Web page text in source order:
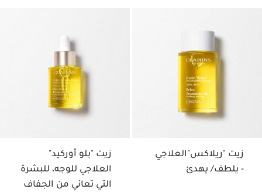
زيت "ريلاكس"العلاجي
- يلطف/ يهدئ
زيت "بلو أوركيد"
العلاجي للوجه، للبشرة
التي تعاني من الجفاف